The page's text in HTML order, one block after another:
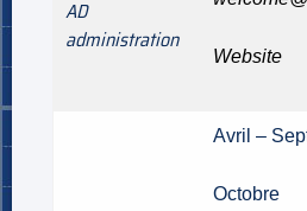
AD
administration
Website
Avril –